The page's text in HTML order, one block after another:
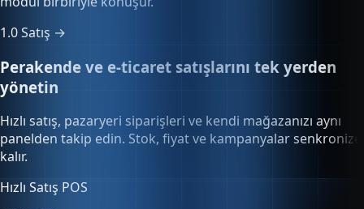
1.0Satış →
Perakende ve e-ticaret satışlarını tek yerden
yönetin
Hızlı satış, pazaryeri siparişleri ve kendi mağazanızı aynı
panelden takip edin. Stok, fiyat ve kampanyalar senkronize
kalır.
Kampanya yönetimi